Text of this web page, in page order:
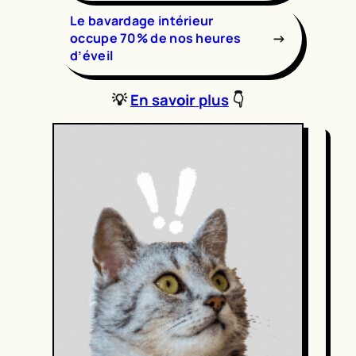
Le bavardage intérieur
occupe 70% de nos heures
d’éveil
→
💡En savoirplus👇